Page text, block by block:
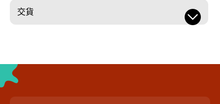
交貨